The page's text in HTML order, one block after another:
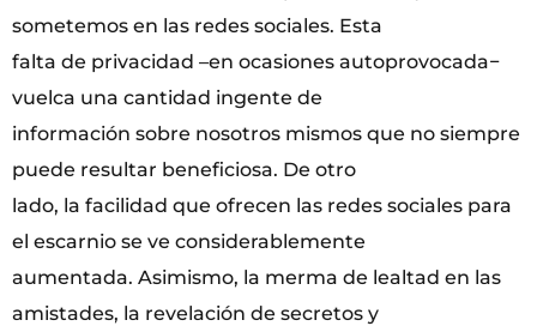
sometemos en las redes sociales. Esta
falta de privacidad –en ocasiones autoprovocada−
vuelca una cantidad ingente de
información sobre nosotros mismos que no siempre
puede resultar beneficiosa. De otro
lado, la facilidad que ofrecen las redes sociales para
el escarnio se ve considerablemente
aumentada. Asimismo, la merma de lealtad en las
amistades, la revelación de secretos y